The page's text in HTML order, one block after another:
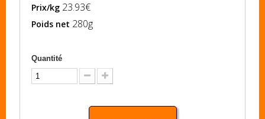
Prix/kg 23.93€
Poids net 280g
Quantité